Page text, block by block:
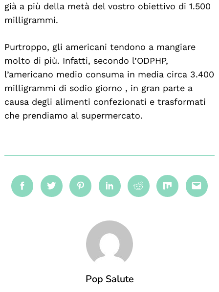
già a più della metà del vostro obiettivo di 1.500
milligrammi.
Purtroppo, gli americani tendono a mangiare
molto di più. Infatti, secondo l’ODPHP,
l’americano medio consuma in media circa 3.400
milligrammi di sodio giorno , in gran parte a
causa degli alimenti confezionati e trasformati
che prendiamo al supermercato.
FacebookTwitterPinterestLinkedinRedditMix
Pop Salute